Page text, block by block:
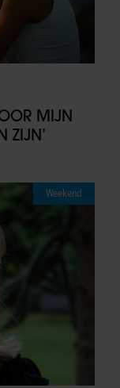
MIJN
ZIJN’
Weekend